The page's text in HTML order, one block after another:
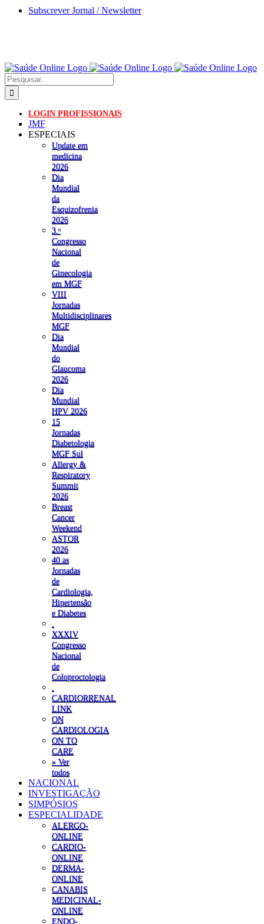
Skip
Subscrever Jornal / Newsletter
Pesquisar
LOGIN PROFISSIONAIS
JMF
ESPECIAIS
Update em
medicina
2026
Dia
Mundial
da
Esquizofrenia
2026
3.ᵒ
Congresso
Nacional
de
Ginecologia
em MGF
VIII
Jornadas
Multidisciplinares
MGF
Dia
Mundial
do
Glaucoma
2026
Dia
Mundial
HPV 2026
15
Jornadas
Diabetologia
MGF Sul
Allergy &
Respiratory
Summit
2026
Breast
Cancer
Weekend
ASTOR
2026
40.as
Jornadas
de
Cardiologia,
Hipertensão
e Diabetes
XXXIV
Congresso
Nacional
de
Coloproctologia
CARDIORRENAL
LINK
ON
CARDIOLOGIA
ON TO
CARE
» Ver
todos
NACIONAL
INVESTIGAÇÃO
SIMPÓSIOS
ESPECIALIDADE
ALERGO-
ONLINE
CARDIO-
ONLINE
DERMA-
ONLINE
CANABIS
MEDICINAL-
ONLINE
ENDO-